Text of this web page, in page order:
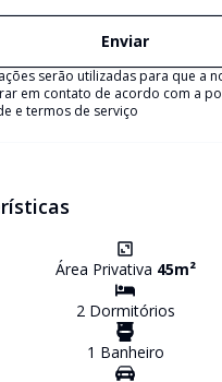
Enviar
serão utilizadas para que a
em contato de acordo com a
e termos de serviço
Área Privativa 45m²
2Dormitórios
1 Banheiro